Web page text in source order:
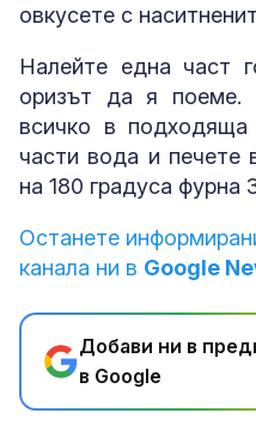
овкусете с
Налейте една част
оризът да я поеме.
всичко в
части вода и печете
на 180 градуса фурна
Останете
канала ни в Google
Добави ни в
в Google